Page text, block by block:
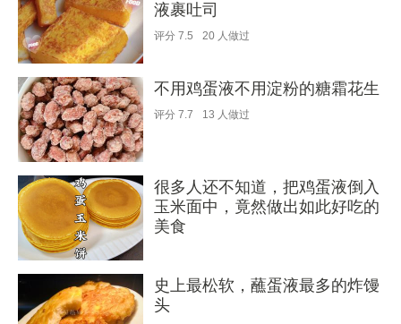
液裹吐司
评分 7.5 20 人做过
不用鸡蛋液不用淀粉的糖霜花生
评分 7.7 13 人做过
很多人还不知道，把鸡蛋液倒入
玉米面中，竟然做出如此好吃的
美食
史上最松软，蘸蛋液最多的炸馒
头